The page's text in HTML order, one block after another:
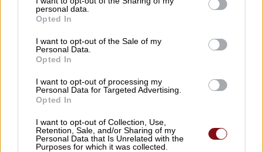
personal data.
Opted In
I want to opt-out of the Sale of my
Personal Data.
Opted In
I want to opt-out of processing my
Personal Data for Targeted Advertising.
Opted In
I want to opt-out of Collection, Use,
Retention, Sale, and/or Sharing of my
Personal Data that Is Unrelated with the
Purposes for which it was collected.
Θλίψη για τον θάνατο του 61χρονου
στους Γόννους η κηδεία του
Ασυναγώνιστες προσφορές ενόψει